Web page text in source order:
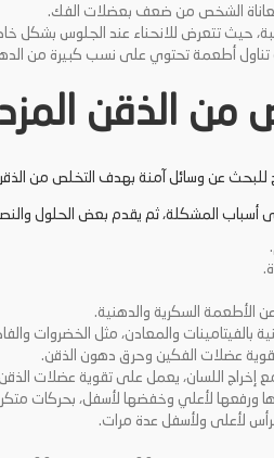
الشخص من ضعف بعضلات الفك.
حيث تتعرض للانحناء عند الجلوس بشكل
تناول أطعمة تحتوي على نسب كبيرة من
من الذقن
للبحث عن وسائل آمنة بهدف التخلص من
أسباب المشكلة، ثم يقدم بعض الحلول
الأطعمة السكرية والدهنية.
بالفيتامينات والمعادن، مثل الخضروات
عضلات الفكين وحرق دهون الذقن.
مع إخراج اللسان، يعمل على تقوية عضلات
ورفعها لأعلي وخفضها لأسفل، بحركات
لأعلى ولأسفل عدة مرات.